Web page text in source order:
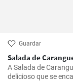
Guardar
Salada de
A Salada de
delicioso que se